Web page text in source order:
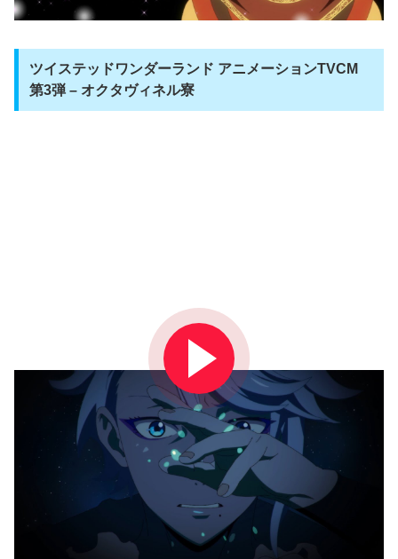
ツイステッドワンダーランド アニメーションTVCM
第3弾 – オクタヴィネル寮